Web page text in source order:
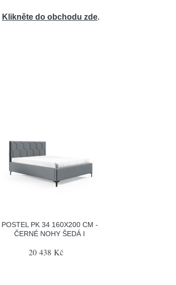
Klikněte do obchodu zde.
POSTEL PK 34 160X200 CM -
ČERNÉ NOHY ŠEDÁ I
20 438 Kč